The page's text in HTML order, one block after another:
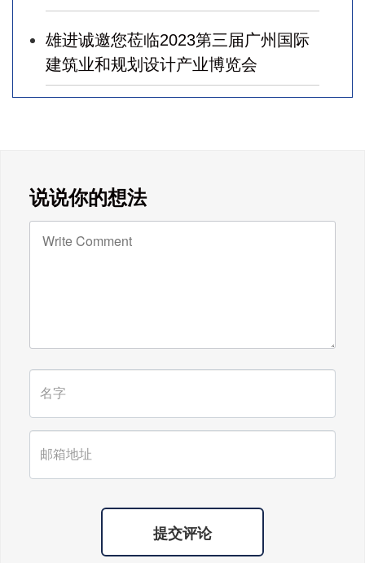
福！
雄进诚邀您莅临2023第三届广州国际
建筑业和规划设计产业博览会
广东雄进｜教师节到了，祝节日健康
快乐!天下老师们身体健康!
说说你的想法
提交评论